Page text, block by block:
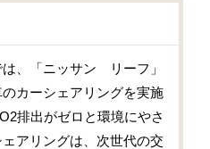
、「ニッサン リーフ」
カーシェアリングを実施
2排出がゼロと環境にやさ
アリングは、次世代の交